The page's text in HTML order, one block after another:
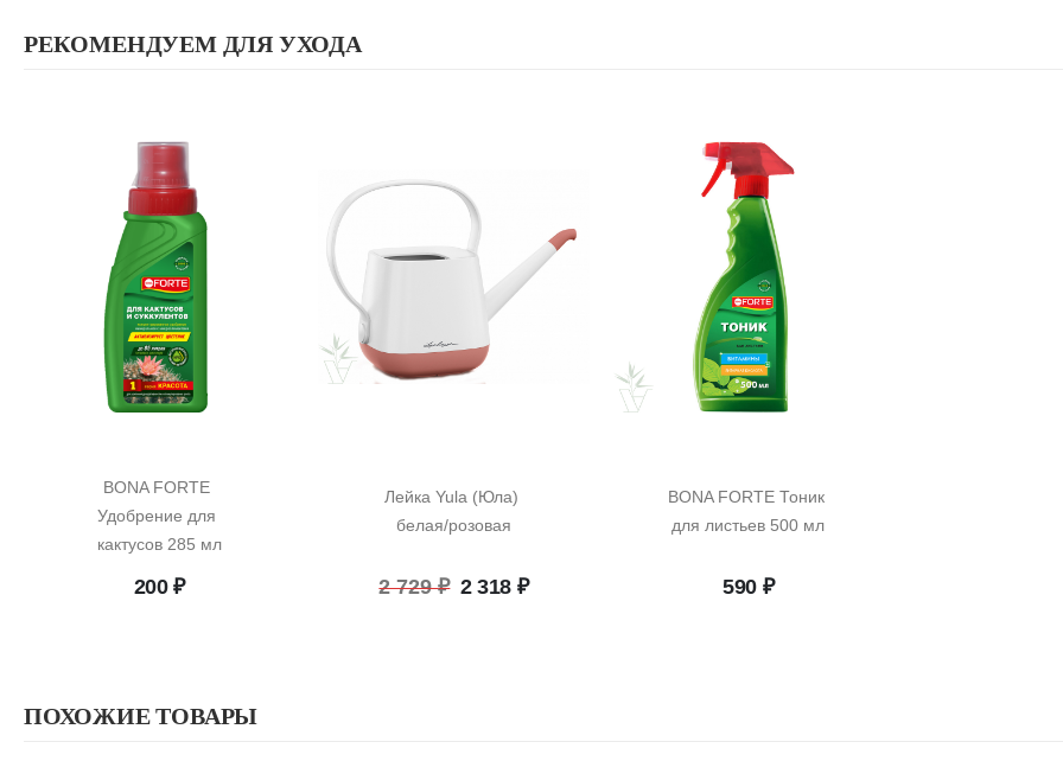
РЕКОМЕНДУЕМ ДЛЯ УХОДА
BONA FORTE
Удобрение для
кактусов 285 мл
200₽
Лейка Yula (Юла)
белая/розовая
2 729₽ Первоначальная
2 318 ₽Текущая
BONA FORTE Тоник
для листьев 500 мл
590 ₽
ПОХОЖИЕ ТОВАРЫ